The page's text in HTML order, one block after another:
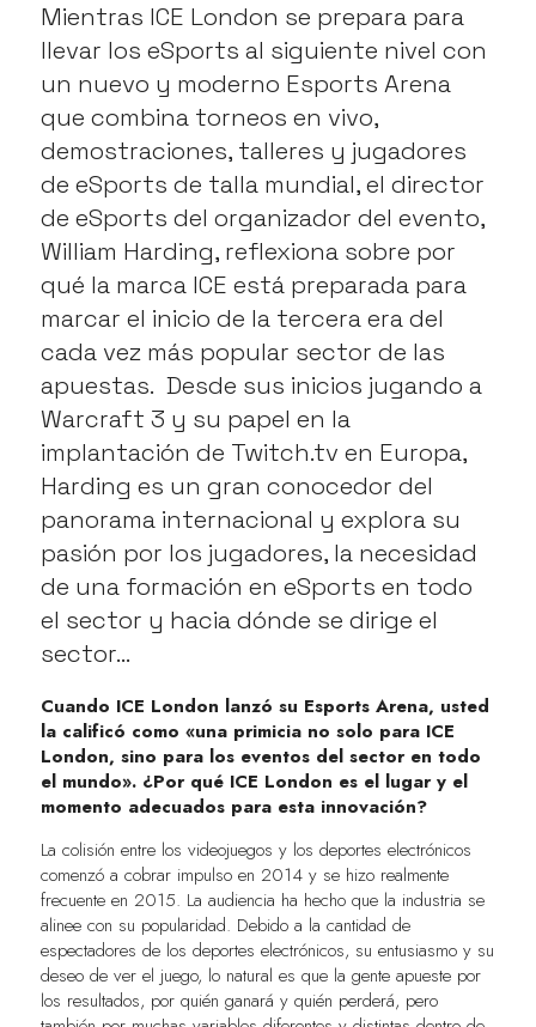
Mientras ICE London se prepara para
llevar los eSports al siguiente nivel con
un nuevo y moderno Esports Arena
que combina torneos en vivo,
demostraciones, talleres y jugadores
de eSports de talla mundial, el director
de eSports del organizador del evento,
William Harding, reflexiona sobre por
qué la marca ICE está preparada para
marcar el inicio de la tercera era del
cada vez más popular sector de las
apuestas. Desde sus inicios jugando a
Warcraft 3 y su papel en la
implantación de Twitch.tv en Europa,
Harding es un gran conocedor del
panorama internacional y explora su
pasión por los jugadores, la necesidad
de una formación en eSports en todo
el sector y hacia dónde se dirige el
sector...
Cuando ICE London lanzó su Esports Arena, usted
la calificó como «una primicia no solo para ICE
London, sino para los eventos del sector en todo
el mundo». ¿Por qué ICE London es el lugar y el
momento adecuados para esta innovación?
La colisión entre los videojuegos y los deportes electrónicos
comenzó a cobrar impulso en 2014 y se hizo realmente
frecuente en 2015. La audiencia ha hecho que la industria se
alinee con su popularidad. Debido a la cantidad de
espectadores de los deportes electrónicos, su entusiasmo y su
deseo de ver el juego, lo natural es que la gente apueste por
los resultados, por quién ganará y quién perderá, pero